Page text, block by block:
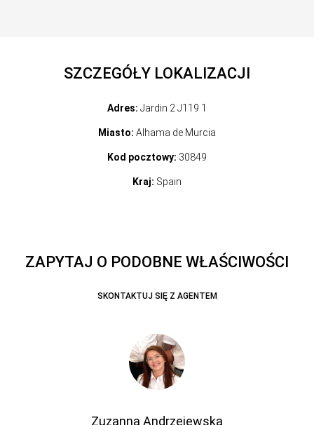
SZCZEGÓŁY LOKALIZACJI
Adres: Jardin 2 J119 1
Miasto: Alhama de Murcia
Kod pocztowy: 30849
Kraj: Spain
ZAPYTAJ O PODOBNE WŁAŚCIWOŚCI
SKONTAKTUJ SIĘ Z AGENTEM
Zuzanna Andrzejewska